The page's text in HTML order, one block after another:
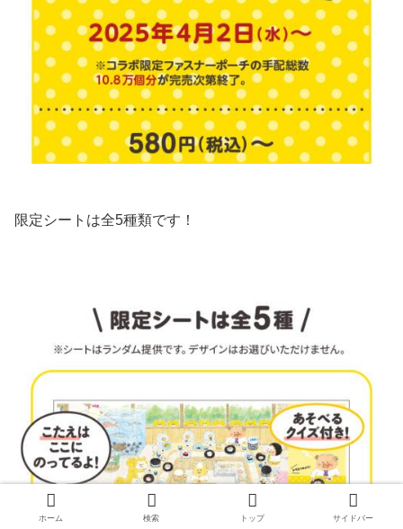
限定シートは全5種類です！
ホーム 検索 トップ サイドバー